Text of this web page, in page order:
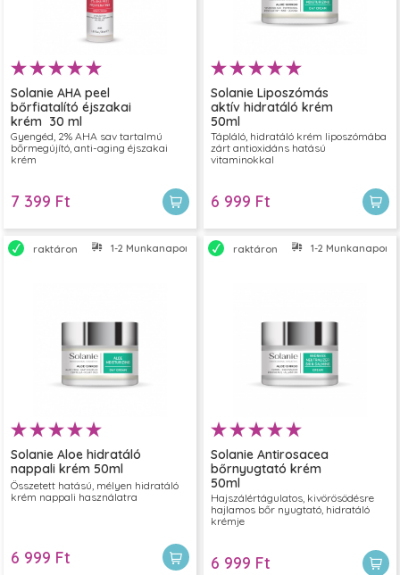
Solanie AHA peel
bőrfiatalító éjszakai
krém 30 ml
Gyengéd, 2% AHA sav tartalmú
bőrmegújító, anti-aging éjszakai
krém
7 399 Ft
Solanie Liposzómás
aktív hidratáló krém
50ml
Tápláló, hidratáló krém liposzómába
zárt antioxidáns hatású
vitaminokkal
6 999 Ft
raktáron 1-2 Munkanapon belül szállítjuk
Solanie Aloe hidratáló
nappali krém 50ml
Összetett hatású, mélyen hidratáló
krém nappali használatra
6 999 Ft
raktáron 1-2 Munkanapon
Solanie Antirosacea
bőrnyugtató krém
50ml
Hajszálértágulatos, kivörösödésre
hajlamos bőr nyugtató, hidratáló
krémje
6 999 Ft